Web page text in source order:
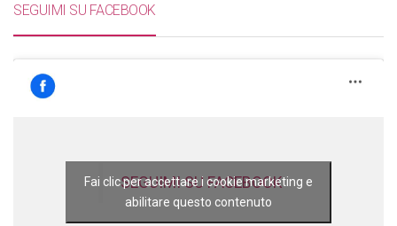
SEGUIMI SU FACEBOOK
SEGUIMI SU FACEBOOK
Fai clic per accettare i cookie marketing e
abilitare questo contenuto